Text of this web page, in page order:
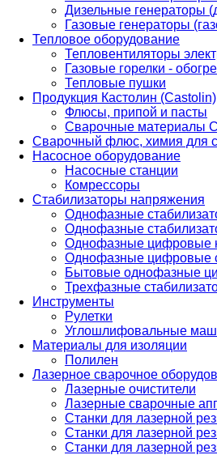
Дизельные генераторы
Газовые генераторы
Тепловое оборудование
Тепловентиляторы
Газовые горелки -
Тепловые пушки
Продукция Кастолин (Castolin)
Флюсы, припой и пасты
Сварочные материалы
Сварочный флюс, химия для
Насосное оборудование
Насосные станции
Комрессоры
Стабилизаторы напряжения
Однофазные
Однофазные
Однофазные цифровые
Однофазные цифровые
Бытовые однофазные
Трехфазные
Инструменты
Рулетки
Углошлифовальные
Материалы для изоляции
Полилен
Лазерное сварочное
Лазерные очистители
Лазерные сварочные
Станки для лазерной
Станки для лазерной
Станки для лазерной